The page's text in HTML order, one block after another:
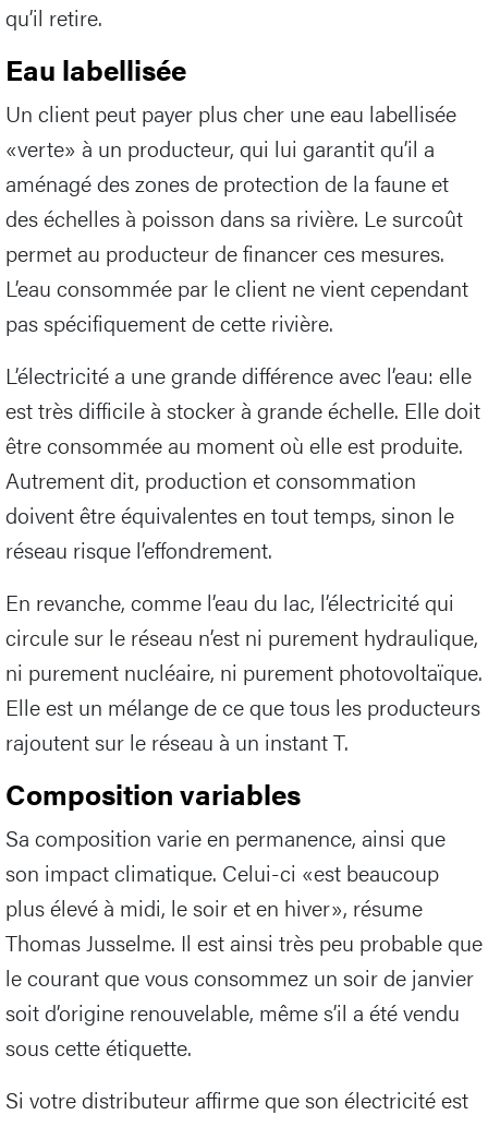
qu’il retire.
Eau labellisée
Un client peut payer plus cher une eau labellisée
«verte» à un producteur, qui lui garantit qu’il a
aménagé des zones de protection de la faune et
des échelles à poisson dans sa rivière. Le surcoût
permet au producteur de financer ces mesures.
L’eau consommée par le client ne vient cependant
pas spécifiquement de cette rivière.
L’électricité a une grande différence avec l’eau: elle
est très difficile à stocker à grande échelle. Elle doit
être consommée au moment où elle est produite.
Autrement dit, production et consommation
doivent être équivalentes en tout temps, sinon le
réseau risque l’effondrement.
En revanche, comme l’eau du lac, l’électricité qui
circule sur le réseau n’est ni purement hydraulique,
ni purement nucléaire, ni purement photovoltaïque.
Elle est un mélange de ce que tous les producteurs
rajoutent sur le réseau à un instant T.
Composition variables
Sa composition varie en permanence, ainsi que
son impact climatique. Celui-ci «est beaucoup
plus élevé à midi, le soir et en hiver», résume
Thomas Jusselme. Il est ainsi très peu probable que
le courant que vous consommez un soir de janvier
soit d’origine renouvelable, même s’il a été vendu
sous cette étiquette.
Si votre distributeur affirme que son électricité est